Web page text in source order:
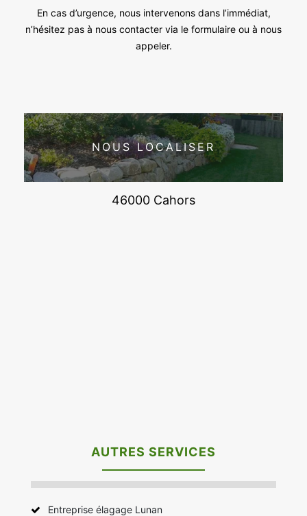
En cas d’urgence, nous intervenons dans l’immédiat,
n’hésitez pas à nous contacter via le formulaire ou à nous
appeler.
NOUS LOCALISER
46000 Cahors
AUTRES SERVICES
Entreprise élagage Lunan